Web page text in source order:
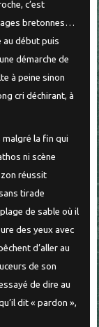
c’est
bretonnes…
au début puis
démarche de
à peine sinon
cri déchirant, à
la fin qui
ni scène
réussit
tirade
de sable où il
des yeux avec
d’aller au
de son
de dire au
dit « pardon »,